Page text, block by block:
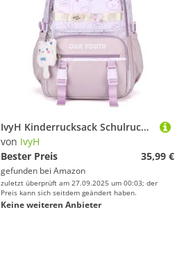
IvyH Kinderrucksack Schulrucksack Mädchen Teenager Rucksack Lässige Daypack Wasserdicht, Schulranzen Mädchen 2-6. klasse mit Großer Kapazität Grundschulen Gymnasien Universität, Lila
von IvyH
Bester Preis
35,99 €
gefunden bei Amazon
zuletzt überprüft am 27.09.2025 um 00:03; der
Preis kann sich seitdem geändert haben.
Keine weiteren Anbieter